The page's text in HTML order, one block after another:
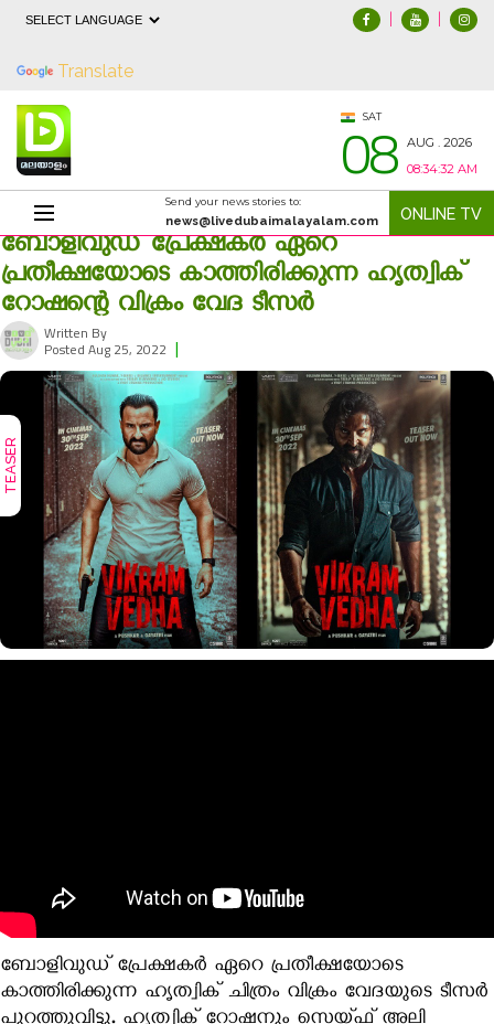
Translate
| |
SAT
08
AUG . 2026
08:34:33 AM
Send your news stories to:
news@livedubaimalayalam.com ONLINE TV
ബോളിവുഡ് പ്രേക്ഷകർ ഏറെ
പ്രതീക്ഷയോടെ കാത്തിരിക്കുന്ന ഹൃത്വിക്
റോഷന്റെ വിക്രം വേദ ടീസർ
Written By
Posted Aug 25, 2022 |
TEASER
ബോളിവുഡ് പ്രേക്ഷകർ ഏറെ പ്രതീക്ഷയോടെ
കാത്തിരിക്കുന്ന ഹൃത്വിക് ചിത്രം വിക്രം വേദയുടെ ടീസർ